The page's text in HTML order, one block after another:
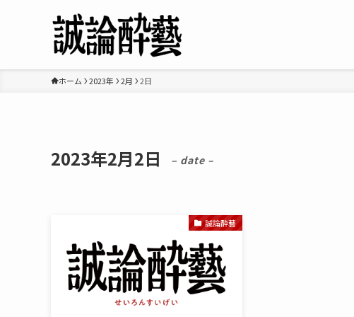
ホーム 2023年 2月 2日
2023年2月2日 – date –
誠論酔藝